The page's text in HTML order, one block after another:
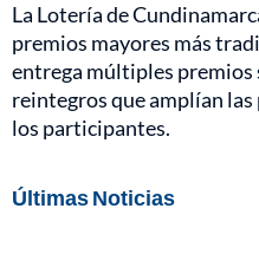
La Lotería de
premios mayores más
entrega múltiples premios
reintegros que amplían
los participantes.
Últimas Noticias